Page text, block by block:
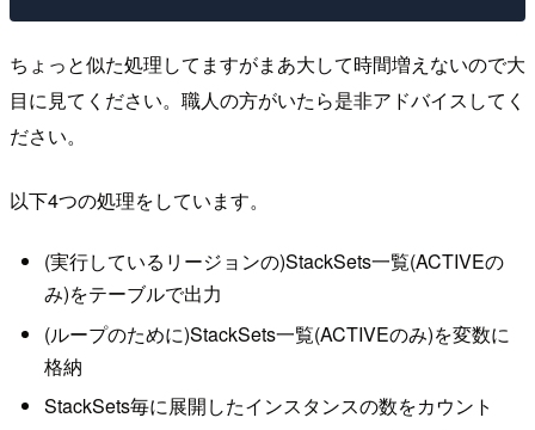
ちょっと似た処理してますがまあ大して時間増えないので大
目に見てください。職人の方がいたら是非アドバイスしてく
ださい。
以下4つの処理をしています。
(実行しているリージョンの)StackSets一覧(ACTIVEの
み)をテーブルで出力
(ループのために)StackSets一覧(ACTIVEのみ)を変数に
格納
StackSets毎に展開したインスタンスの数をカウント